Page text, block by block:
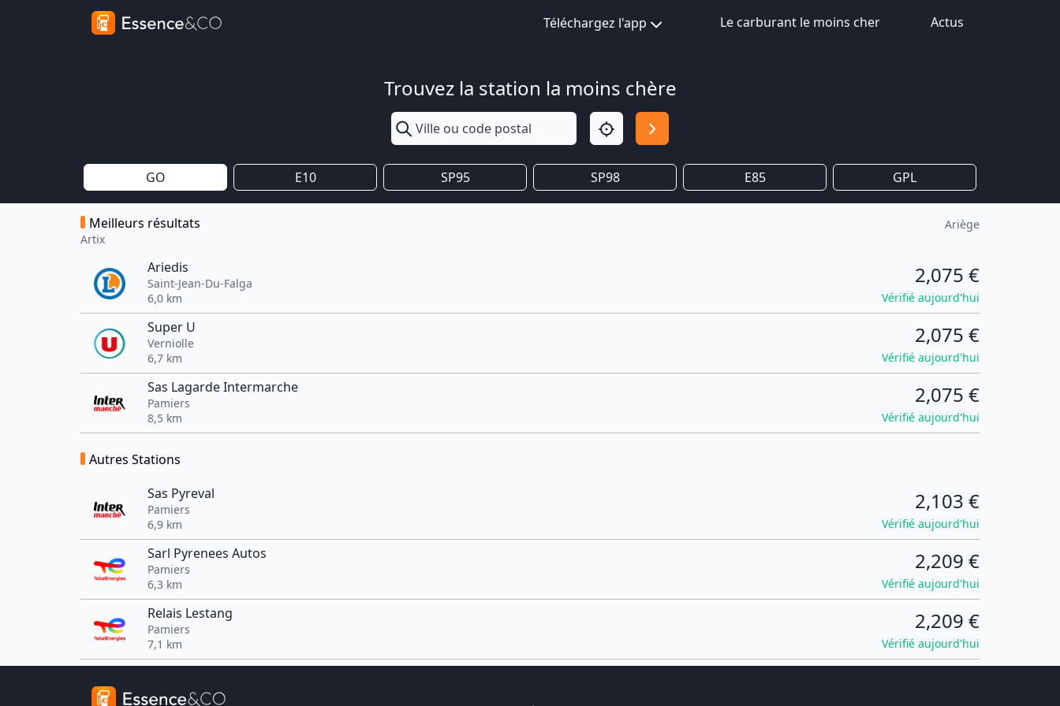
Téléchargez l'app Le carburant le moins cher Actus
Trouvez la station la moins chère
GO E10 SP95 SP98 E85 GPL
Meilleurs résultats
Artix
Ariège
Ariedis
Saint-Jean-Du-Falga
6,0 km
2,075 €
Vérifié aujourd'hui
Super U
Verniolle
6,7 km
2,075 €
Vérifié aujourd'hui
Sas Lagarde Intermarche
Pamiers
8,5 km
2,075 €
Vérifié aujourd'hui
Autres Stations
Sas Pyreval
Pamiers
6,9 km
2,103 €
Vérifié aujourd'hui
Sarl Pyrenees Autos
Pamiers
6,3 km
2,209 €
Vérifié aujourd'hui
Relais Lestang
Pamiers
7,1 km
2,209 €
Vérifié aujourd'hui